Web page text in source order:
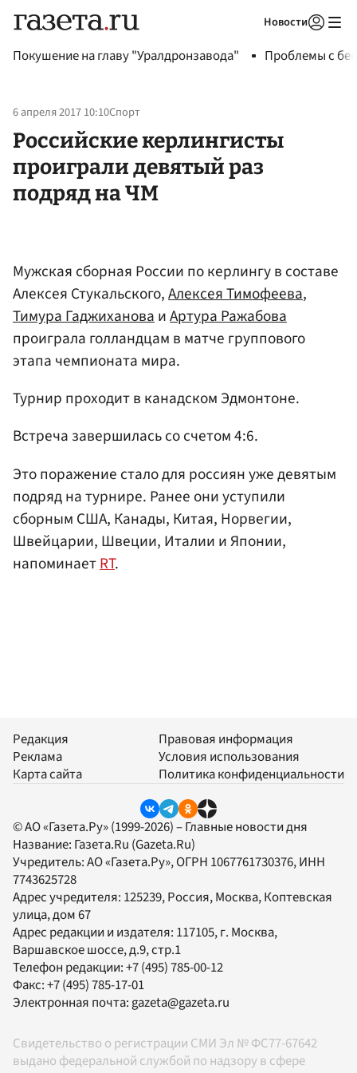
Новости
Покушение на главу "Уралдронзавода" Проблемы с
6 апреля 2017 10:10Спорт
Российские керлингисты
проиграли девятый раз
подряд на ЧМ
Мужская сборная России по керлингу в составе
Алексея Стукальского,Алексея Тимофеева,
Тимура ГаджихановаиАртура Ражабова
проиграла голландцам в матче группового
этапа чемпионата мира.
Турнир проходит в канадском Эдмонтоне.
Встреча завершилась со счетом 4:6.
Это поражение стало для россиян уже девятым
подряд на турнире. Ранее они уступили
сборным США, Канады, Китая, Норвегии,
Швейцарии, Швеции, Италии и Японии,
напоминаетRT.
Редакция
Реклама
Карта сайта
Правовая информация
Условия использования
Политика конфиденциальности
© АО «Газета.Ру» (1999-2026) – Главные новости дня
Название: Газета.Ru (Gazeta.Ru)
Учредитель:АО «Газета.Ру», ОГРН 1067761730376, ИНН
7743625728
Адрес учредителя: 125239, Россия, Москва, Коптевская
улица, дом 67
Адрес редакции и издателя: 117105, г. Москва,
Варшавское шоссе, д.9, стр.1
Телефон редакции:+7 (495) 785-00-12
Факс:+7 (495) 785-17-01
Электронная почта:gazeta@gazeta.ru
Свидетельство о регистрации СМИ Эл № ФС77-67642
выдано федеральной службой по надзору в сфере